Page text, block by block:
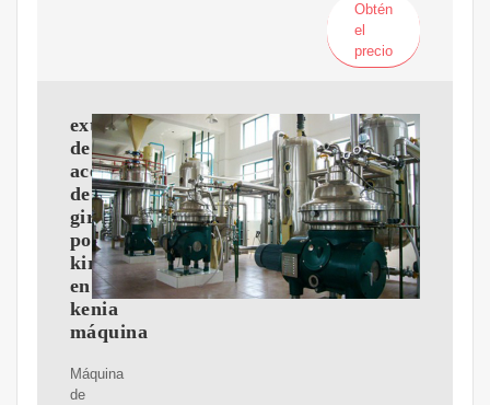
Obtén
el
precio
extracción
de
aceite
de
girasol
por
kirdi
en
kenia
máquina
Máquina
de